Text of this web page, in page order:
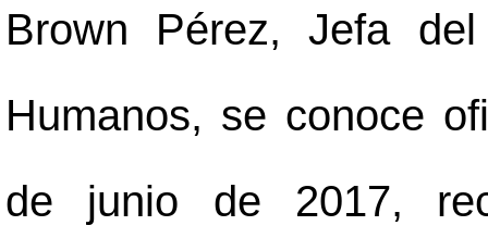
Brown Pérez, Jefa
Humanos, se conoce
de junio de 2017,